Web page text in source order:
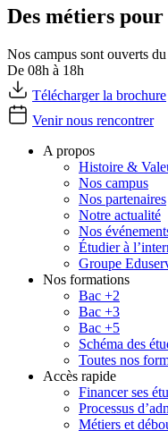
Des métiers
Nos campus sont ouverts
De 08h à 18h
Télécharger la brochure
Venir nous rencontrer
A propos
Histoire &
Nos campus
Nos partenaires
Notre actualité
Nos
Étudier à
Groupe
Nos formations
Bac +2
Bac +3
Bac +5
Schéma des
Toutes nos
Accès rapide
Financer ses
Processus
Métiers et